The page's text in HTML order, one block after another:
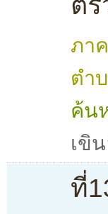
ภา
ตำ
ค้น
เขิ
ที่